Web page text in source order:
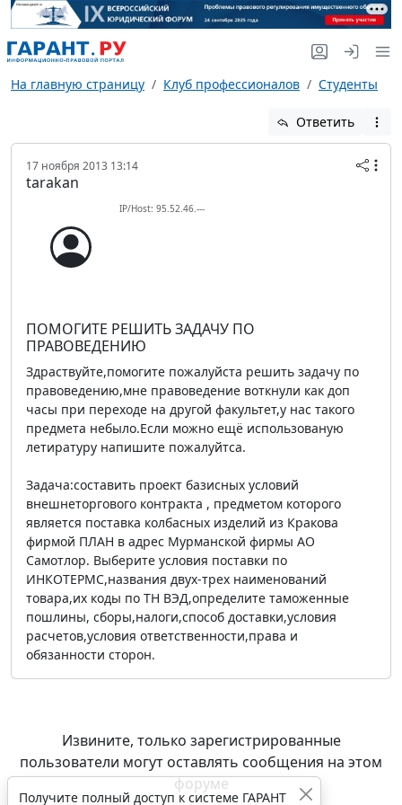
На главную страницу Клуб профессионалов Студенты
Ответить
17 ноября 2013 13:14
tarakan
IP/Host: 95.52.46.---
ПОМОГИТЕ РЕШИТЬ ЗАДАЧУ ПО
ПРАВОВЕДЕНИЮ
Здраствуйте,помогите пожалуйста решить задачу по
правоведению,мне правоведение воткнули как доп
часы при переходе на другой факультет,у нас такого
предмета небыло.Если можно ещё использованую
летиратуру напишите пожалуйтса.
Задача:составить проект базисных условий
внешнеторгового контракта , предметом которого
является поставка колбасных изделий из Кракова
фирмой ПЛАН в адрес Мурманской фирмы АО
Самотлор. Выберите условия поставки по
ИНКОТЕРМС,названия двух-трех наименований
товара,их коды по ТН ВЭД,определите таможенные
пошлины, сборы,налоги,способ доставки,условия
расчетов,условия ответственности,права и
обязанности сторон.
Извините, только зарегистрированные
пользователи могут оставлять сообщения на этом
форуме
Получите полный доступ к системе ГАРАНТ